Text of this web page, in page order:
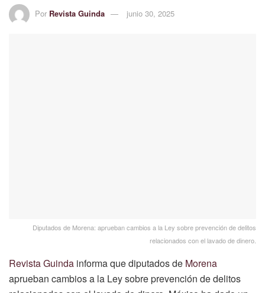
Por Revista Guinda junio 30, 2025
Diputados de Morena: aprueban cambios a la Ley sobre prevención de delitos
relacionados con el lavado de dinero.
Revista Guinda informa que diputados de Morena
aprueban cambios a la Ley sobre prevención de delitos